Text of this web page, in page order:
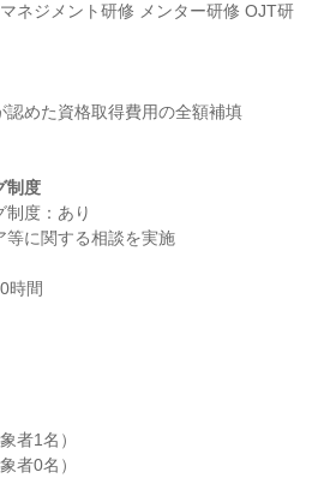
ネジメント研修 メンター研修 OJT研
制度
制度：あり
時間
者1名）